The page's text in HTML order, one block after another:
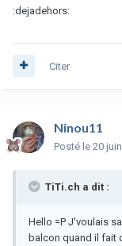
:dejadehors:
Citer
Ninou11
Posté le 20
TiTi.ch a dit :
Hello =P J'voulais
balcon quand il fait